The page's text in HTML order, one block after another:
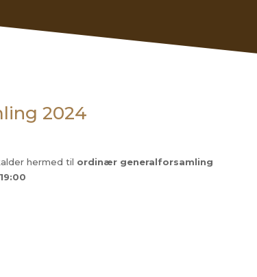
2024
hermed til ordinær generalforsamling